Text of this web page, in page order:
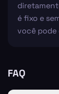
é fixo e
você pode
FAQ